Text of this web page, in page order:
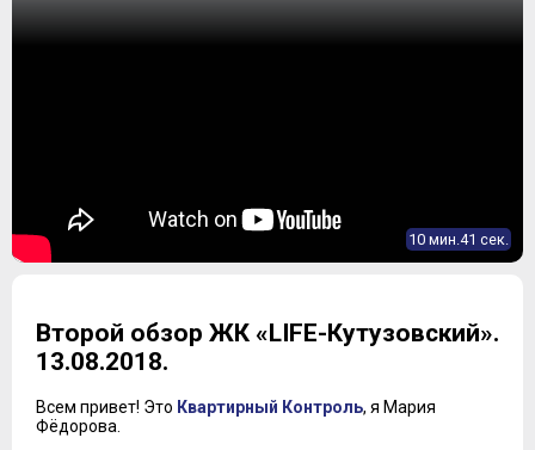
10 мин.41 сек.
Второй обзор ЖК «LIFE-Кутузовский».
13.08.2018.
Всем привет! Это Квартирный Контроль, я Мария
Фёдорова.